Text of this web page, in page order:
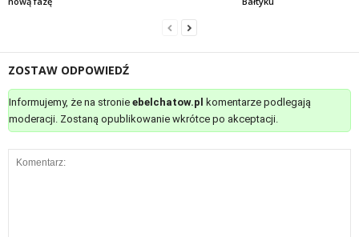
ZOSTAW ODPOWIEDŹ
Informujemy, że na stronie ebelchatow.pl
komentarze podlegają
moderacji. Zostaną opublikowanie wkrótce po akceptacji.